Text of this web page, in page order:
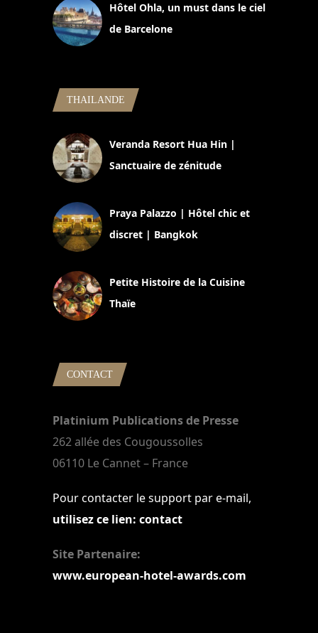
Hôtel Ohla, un must dans le ciel
de Barcelone
THAILANDE
Veranda Resort Hua Hin |
Sanctuaire de zénitude
Praya Palazzo | Hôtel chic et
discret | Bangkok
Petite Histoire de la Cuisine
Thaïe
CONTACT
Platinium Publications de Presse
262 allée des Cougoussolles
06110 Le Cannet – France
Pour contacter le support par e-mail,
utilisez ce lien: contact
Site Partenaire:
www.european-hotel-awards.com